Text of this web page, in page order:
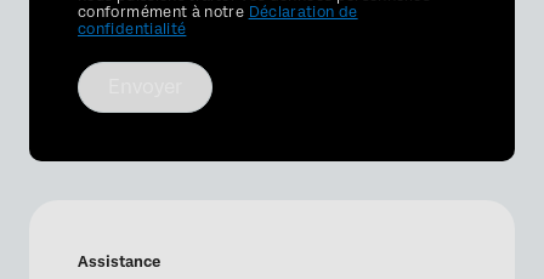
conformément à notre Déclaration de
confidentialité
Assistance